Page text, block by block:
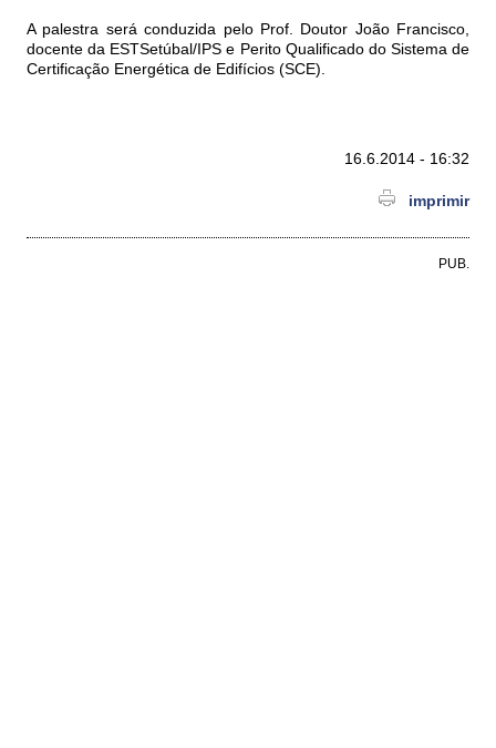
A palestra será conduzida pelo Prof. Doutor João Francisco,
docente da ESTSetúbal/IPS e Perito Qualificado do Sistema de
Certificação Energética de Edifícios (SCE).
16.6.2014 - 16:32
imprimir
PUB.